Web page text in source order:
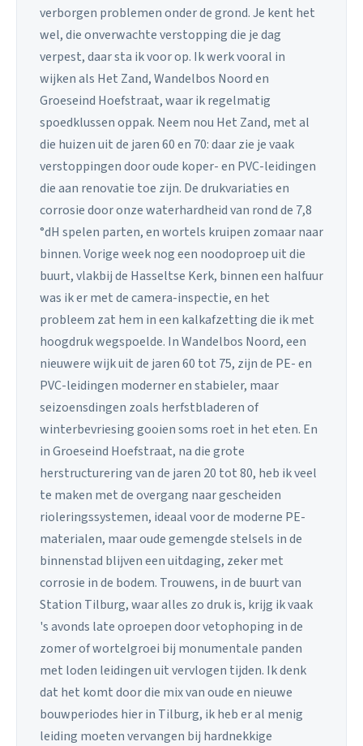
verborgen problemen onder de grond. Je kent het
wel, die onverwachte verstopping die je dag
verpest, daar sta ik voor op. Ik werk vooral in
wijken als Het Zand, Wandelbos Noord en
Groeseind Hoefstraat, waar ik regelmatig
spoedklussen oppak. Neem nou Het Zand, met al
die huizen uit de jaren 60 en 70: daar zie je vaak
verstoppingen door oude koper- en PVC-leidingen
die aan renovatie toe zijn. De drukvariaties en
corrosie door onze waterhardheid van rond de 7,8
°dH spelen parten, en wortels kruipen zomaar naar
binnen. Vorige week nog een noodoproep uit die
buurt, vlakbij de Hasseltse Kerk, binnen een halfuur
was ik er met de camera-inspectie, en het
probleem zat hem in een kalkafzetting die ik met
hoogdruk wegspoelde. In Wandelbos Noord, een
nieuwere wijk uit de jaren 60 tot 75, zijn de PE- en
PVC-leidingen moderner en stabieler, maar
seizoensdingen zoals herfstbladeren of
winterbevriesing gooien soms roet in het eten. En
in Groeseind Hoefstraat, na die grote
herstructurering van de jaren 20 tot 80, heb ik veel
te maken met de overgang naar gescheiden
rioleringssystemen, ideaal voor de moderne PE-
materialen, maar oude gemengde stelsels in de
binnenstad blijven een uitdaging, zeker met
corrosie in de bodem. Trouwens, in de buurt van
Station Tilburg, waar alles zo druk is, krijg ik vaak
's avonds late oproepen door vetophoping in de
zomer of wortelgroei bij monumentale panden
met loden leidingen uit vervlogen tijden. Ik denk
dat het komt door die mix van oude en nieuwe
bouwperiodes hier in Tilburg, ik heb er al menig
leiding moeten vervangen bij hardnekkige